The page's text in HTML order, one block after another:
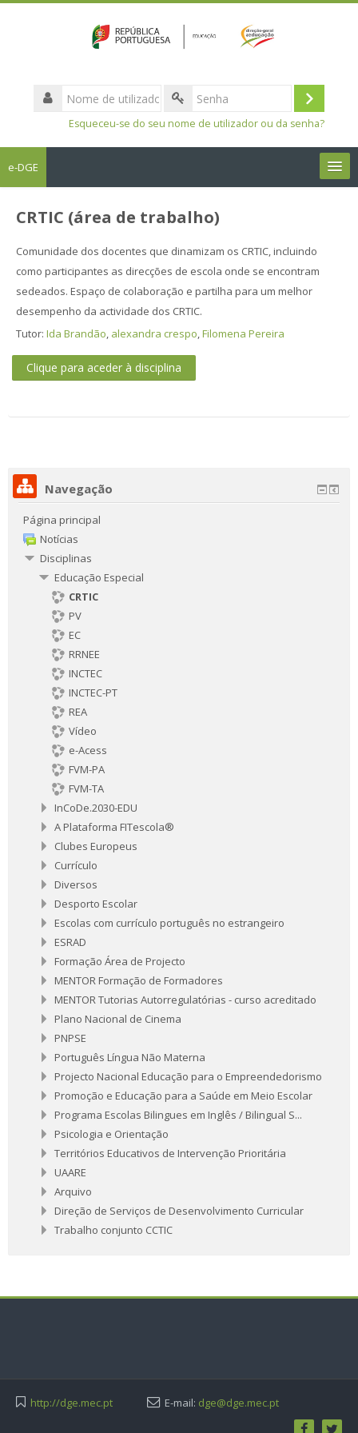
Nome
de
utilizador
Entrar
Esqueceu-se do seu nome de utilizador ou da senha?
e-DGE
disciplinas
CRTIC (área de trabalho)
Comunidade dos docentes que dinamizam os CRTIC, incluindo
como participantes as direcções de escola onde se encontram
sedeados. Espaço de colaboração e partilha para um melhor
desempenho da actividade dos CRTIC.
Tutor: Ida Brandão, alexandra crespo,Filomena Pereira
Clique para aceder à disciplina
Navegação
Página principal
Notícias
Disciplinas
Educação Especial
CRTIC
PV
EC
RRNEE
INCTEC
INCTEC-PT
REA
Vídeo
e-Acess
FVM-PA
FVM-TA
InCoDe.2030-EDU
A Plataforma FITescola®
Clubes Europeus
Currículo
Diversos
Desporto Escolar
Escolas com currículo português no estrangeiro
ESRAD
Formação Área de Projecto
MENTOR Formação de Formadores
MENTOR Tutorias Autorregulatórias - curso acreditado
Plano Nacional de Cinema
PNPSE
Português Língua Não Materna
Projecto Nacional Educação para o Empreendedorismo
Promoção e Educação para a Saúde em Meio Escolar
Programa Escolas Bilingues em Inglês / Bilingual S...
Psicologia e Orientação
Territórios Educativos de Intervenção Prioritária
UAARE
Arquivo
Direção de Serviços de Desenvolvimento Curricular
Trabalho conjunto CCTIC
http://dge.mec.pt E-mail: dge@dge.mec.pt